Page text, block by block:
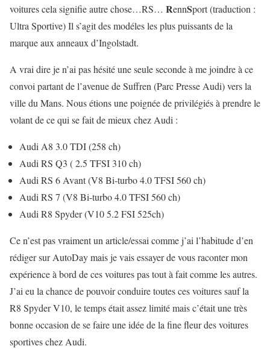
voitures cela signifie autre chose…RS… RennSport (traduction :
Ultra Sportive) Il s’agit des modéles les plus puissants de la
marque aux anneaux d’Ingolstadt.
A vrai dire je n’ai pas hésité une seule seconde à me joindre à ce
convoi partant de l’avenue de Suffren (Parc Presse Audi) vers la
ville du Mans. Nous étions une poignée de privilégiés à prendre le
volant de ce qui se fait de mieux chez Audi :
Audi A8 3.0 TDI (258 ch)
Audi RS Q3 ( 2.5 TFSI 310 ch)
Audi RS 6 Avant (V8 Bi-turbo 4.0 TFSI 560 ch)
Audi RS 7 (V8 Bi-turbo 4.0 TFSI 560 ch)
Audi R8 Spyder (V10 5.2 FSI 525ch)
Ce n’est pas vraiment un article/essai comme j’ai l’habitude d’en
rédiger sur AutoDay mais je vais essayer de vous raconter mon
expérience à bord de ces voitures pas tout à fait comme les autres.
J’ai eu la chance de pouvoir conduire toutes ces voitures sauf la
R8 Spyder V10, le temps était assez limité mais c’était une très
bonne occasion de se faire une idée de la fine fleur des voitures
sportives chez Audi.